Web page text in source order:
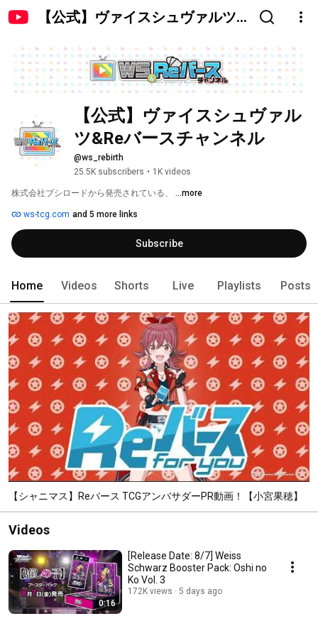
【公式】ヴァイスシュヴァルツ
【公式】ヴァイスシュヴァル
ツ&Reバースチャンネル
@ws_rebirth
25.5K subscribers • 1K videos
株式会社ブシロードから発売されている、 ...more
ws-tcg.com and 5 more links
Subscribe
Home Videos Shorts Live Playlists Posts
【シャニマス】Reバース TCGアンバサダーPR動画！【小宮果穂】
Videos
0:16
[Release Date: 8/7] Weiss
Schwarz Booster Pack: Oshi no
Ko Vol. 3
172K views 5 days ago